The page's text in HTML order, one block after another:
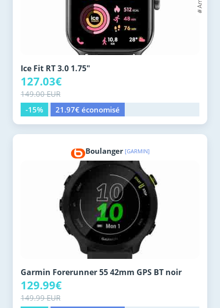
Ice Fit RT 3.0 1.75"
127.03€
149.00 EUR
-15%
21.97€ économisé
Boulanger [GARMIN]
Garmin Forerunner 55 42mm GPS BT noir
129.99€
149.99 EUR